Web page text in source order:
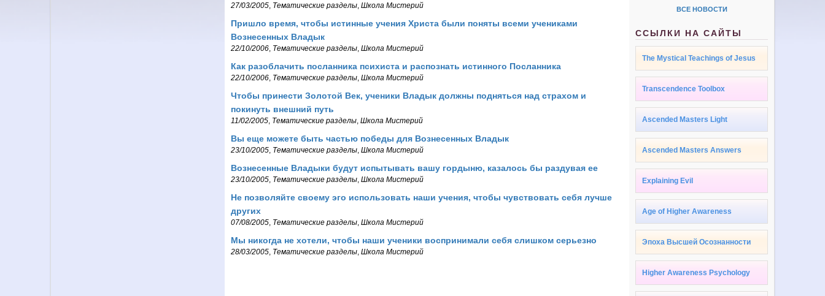
27/03/2005, Тематические разделы, Школа Мистерий
Пришло время, чтобы истинные учения Христа были поняты всеми учениками
Вознесенных Владык
22/10/2006, Тематические разделы, Школа Мистерий
Как разоблачить посланника психиста и распознать истинного Посланника
22/10/2006, Тематические разделы, Школа Мистерий
Чтобы принести Золотой Век, ученики Владык должны подняться над страхом и
покинуть внешний путь
11/02/2005, Тематические разделы, Школа Мистерий
Вы еще можете быть частью победы для Вознесенных Владык
23/10/2005, Тематические разделы, Школа Мистерий
Вознесенные Владыки будут испытывать вашу гордыню, казалось бы раздувая ее
23/10/2005, Тематические разделы, Школа Мистерий
Не позволяйте своему эго использовать наши учения, чтобы чувствовать себя лучше
других
07/08/2005, Тематические разделы, Школа Мистерий
Мы никогда не хотели, чтобы наши ученики воспринимали себя слишком серьезно
28/03/2005, Тематические разделы, Школа Мистерий
ВСЕ НОВОСТИ
ССЫЛКИ НА САЙТЫ
The Mystical Teachings of Jesus
Transcendence Toolbox
Ascended Masters Light
Ascended Masters Answers
Explaining Evil
Age of Higher Awareness
Эпоха Высшей Осознанности
Higher Awareness Psychology